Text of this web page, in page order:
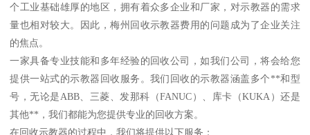
个工业基础雄厚的地区，拥有着众多企业和厂家，对示教器的需求
量也相对较大。因此，梅州回收示教器费用的问题成为了企业关注
的焦点。
一家具备专业技能和多年经验的回收公司，如我们公司，将会给您
提供一站式的示教器回收服务。我们回收的示教器涵盖多个**和型
号，无论是ABB、三菱、发那科（FANUC）、库卡（KUKA）还是
其他**，我们都能为您提供专业的回收方案。
在回收示教器的过程中，我们将提供以下服务：